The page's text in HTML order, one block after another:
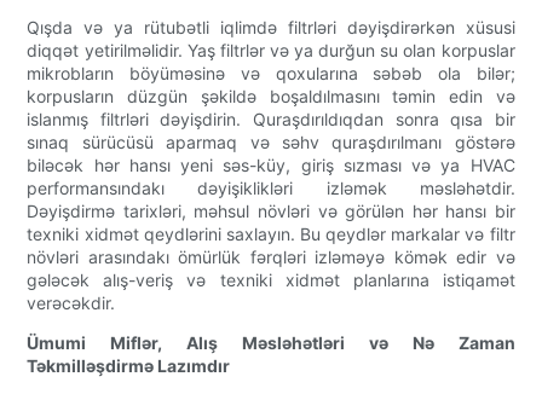
Qışda və ya rütubətli iqlimdə filtrləri dəyişdirərkən xüsusi
diqqət yetirilməlidir. Yaş filtrlər və ya durğun su olan korpuslar
mikrobların böyüməsinə və qoxularına səbəb ola bilər;
korpusların düzgün şəkildə boşaldılmasını təmin edin və
islanmış filtrləri dəyişdirin. Quraşdırıldıqdan sonra qısa bir
sınaq sürücüsü aparmaq və səhv quraşdırılmanı göstərə
biləcək hər hansı yeni səs-küy, giriş sızması və ya HVAC
performansındakı dəyişiklikləri izləmək məsləhətdir.
Dəyişdirmə tarixləri, məhsul növləri və görülən hər hansı bir
texniki xidmət qeydlərini saxlayın. Bu qeydlər markalar və filtr
növləri arasındakı ömürlük fərqləri izləməyə kömək edir və
gələcək alış-veriş və texniki xidmət planlarına istiqamət
verəcəkdir.
Ümumi Miflər, Alış Məsləhətləri və Nə Zaman
Təkmilləşdirmə Lazımdır